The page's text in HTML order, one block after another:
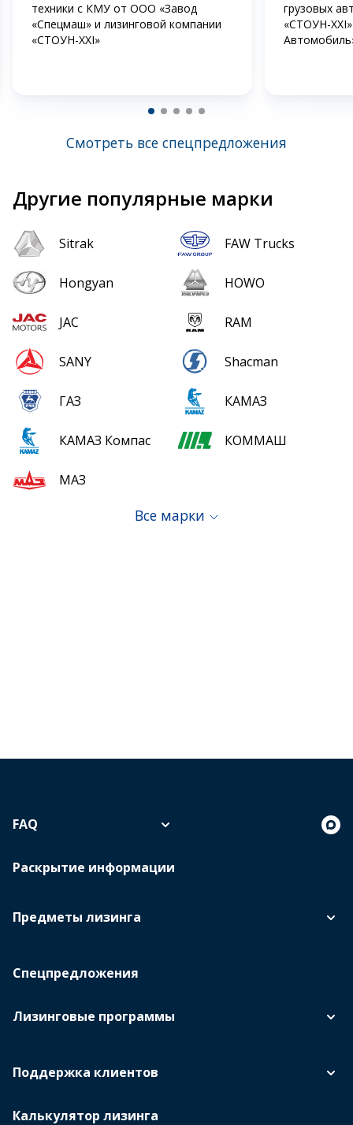
техники с КМУ от ООО «Завод
«Спецмаш» и лизинговой компании
«СТОУН-XXI»
грузовых
«СТОУН-
Смотреть все спецпредложения
Другие популярные марки
Sitrak FAW Trucks
Hongyan HOWO
JAC RAM
SANY Shacman
ГАЗ КАМАЗ
КАМАЗ Компас КОММАШ
МАЗ
Все марки
Предметы лизинга
Спецпредложения
Лизинговые программы
Поддержка клиентов
Калькулятор лизинга
FAQ
Раскрытие информации